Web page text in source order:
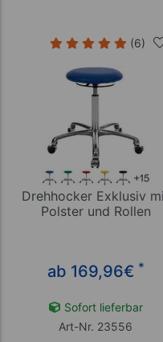
(6)
Drehhocker Exklusiv
Polster und Rollen
ab 169,96€ *
Sofort lieferbar
Art-Nr. 23556